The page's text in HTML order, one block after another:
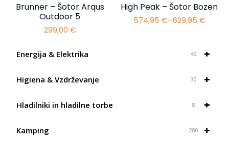
+
Energija & Elektrika 40
+
Higiena & Vzdrževanje 30
+
Hladilniki in hladilne torbe 8
+
Kamping 280
Brunner – Šotor Arqus
Outdoor 5
299,00 €
High Peak – Šotor Bozen
574,95 €–629,95 €
Cenovni
574,95 €